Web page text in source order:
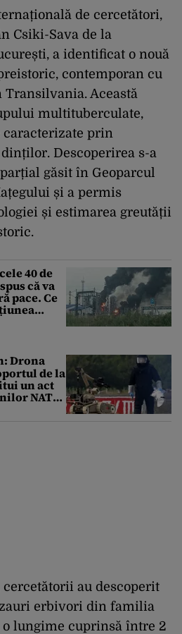
de cercetători,
Csiki-Sava de la
a identificat o nouă
contemporan cu
Această
multituberculate,
prin
Descoperirea s-a
găsit în Geoparcul
și a permis
și estimarea greutății
40 de
că va
pace. Ce
Drona
de la
un act
NATO-
au descoperit
erbivori din familia
o lungime cuprinsă între 2